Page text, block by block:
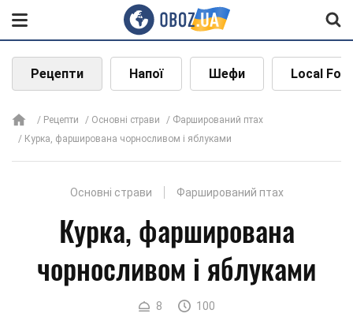
Рецепти Напої Шефи Local
Рецепти Основні страви
Фарширований птах
Курка, фарширована чорносливом і яблуками
Основні страви Фарширований птах
Курка, фарширована
чорносливом і яблуками
8
100